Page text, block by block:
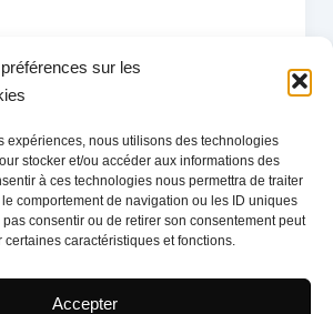
sur les
expériences, nous utilisons des technologies
stocker et/ou accéder aux informations des
à ces technologies nous permettra de traiter
comportement de navigation ou les ID uniques
consentir ou de retirer son consentement peut
certaines caractéristiques et fonctions.
Accepter
À propos
Mentions légales
de confidentialité
Contact